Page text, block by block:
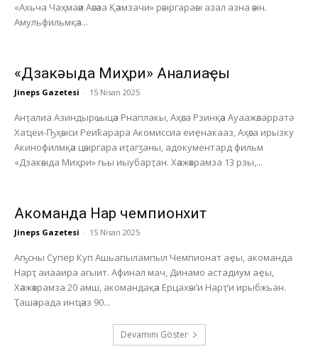
«Ахьча Чаҳмаәи Аәсәаа Қәамзачи» рәыргараәы азал азна әәын.
Амульфильмқәа...
«Дзакәыда Миҳри» Анҭалиаҿы
Jineps Gazetesi - 15 Nisan 2025
Анҭалиа Азиндырҩыцәа Рнаплакы, Аҳәса Рзинқәа Ауаажәларратә
Хаҵеи-Ҧҳәыси Реиҟарара Акомиссиа еиҿнакааз, Аҳәса ирызку
Акинофилмқәа цәыргара иҭагӡаны, адокументард фильм
«Дзакәыда Миҳри» гьы иыубарҭан. Хәажәкрамза 13 рзы,...
Акоманда Нарҭ чемпионхит
Jineps Gazetesi - 15 Nisan 2025
Аҧсны Супер Куп Ашьапылампыл Чемпионат аҿы, акоманда
Нарҭ аиааира агыит. Афинал мач, Динамо астадиум аҿы,
Хәажәкрамза 20 амш, акомандақәа Ерцахәы’и Нарҭ’и ирыбжьан.
Ҭашәарада инҵәаз 90...
Devamını Göster